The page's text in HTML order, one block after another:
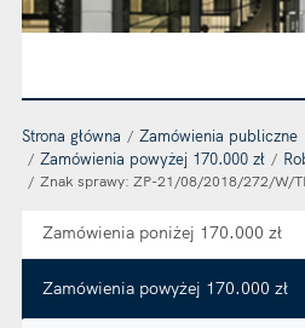
Strona główna
Zamówienia publiczne
Zamówienia powyżej 170.000 zł
Znak sprawy: ZP-21/08/2018/272/W/
Zamówienia poniżej 170.000 zł
Zamówienia powyżej 170.000 zł